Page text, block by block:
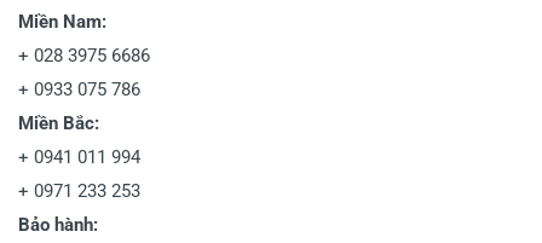
Miền Nam:
+ 028 3975 6686
+ 0933 075 786
Miền Bắc:
+ 0941 011 994
+ 0971 233 253
Bảo hành: